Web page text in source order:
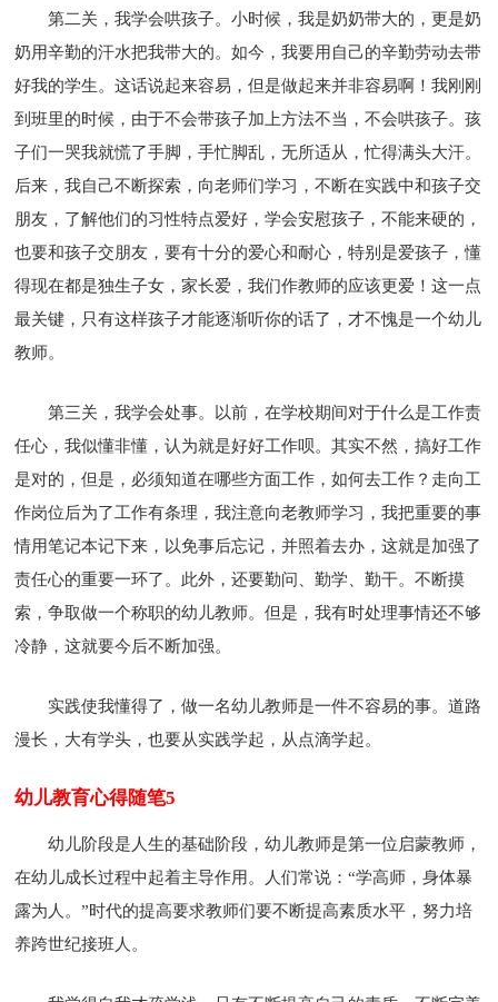
第二关，我学会哄孩子。小时候，我是奶奶带大的，更是奶
奶用辛勤的汗水把我带大的。如今，我要用自己的辛勤劳动去带
好我的学生。这话说起来容易，但是做起来并非容易啊！我刚刚
到班里的时候，由于不会带孩子加上方法不当，不会哄孩子。孩
子们一哭我就慌了手脚，手忙脚乱，无所适从，忙得满头大汗。
后来，我自己不断探索，向老师们学习，不断在实践中和孩子交
朋友，了解他们的习性特点爱好，学会安慰孩子，不能来硬的，
也要和孩子交朋友，要有十分的爱心和耐心，特别是爱孩子，懂
得现在都是独生子女，家长爱，我们作教师的应该更爱！这一点
最关键，只有这样孩子才能逐渐听你的话了，才不愧是一个幼儿
教师。
第三关，我学会处事。以前，在学校期间对于什么是工作责
任心，我似懂非懂，认为就是好好工作呗。其实不然，搞好工作
是对的，但是，必须知道在哪些方面工作，如何去工作？走向工
作岗位后为了工作有条理，我注意向老教师学习，我把重要的事
情用笔记本记下来，以免事后忘记，并照着去办，这就是加强了
责任心的重要一环了。此外，还要勤问、勤学、勤干。不断摸
索，争取做一个称职的幼儿教师。但是，我有时处理事情还不够
冷静，这就要今后不断加强。
实践使我懂得了，做一名幼儿教师是一件不容易的事。道路
漫长，大有学头，也要从实践学起，从点滴学起。
幼儿教育心得随笔5
幼儿阶段是人生的基础阶段，幼儿教师是第一位启蒙教师，
在幼儿成长过程中起着主导作用。人们常说：“学高师，身体暴
露为人。”时代的提高要求教师们要不断提高素质水平，努力培
养跨世纪接班人。